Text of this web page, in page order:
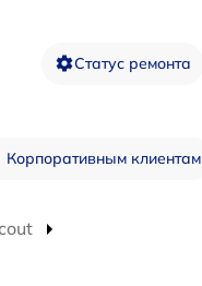
Статус ремонта
Корпоративным клиентам